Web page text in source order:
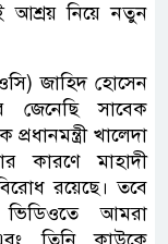
আশ্রয় নিয়ে নতুন
জাহিদ হোসেন
জেনেছি সাবেক
খালেদা
কারণে মাহাদী
রয়েছে। তবে
ভিডিওতে আমরা